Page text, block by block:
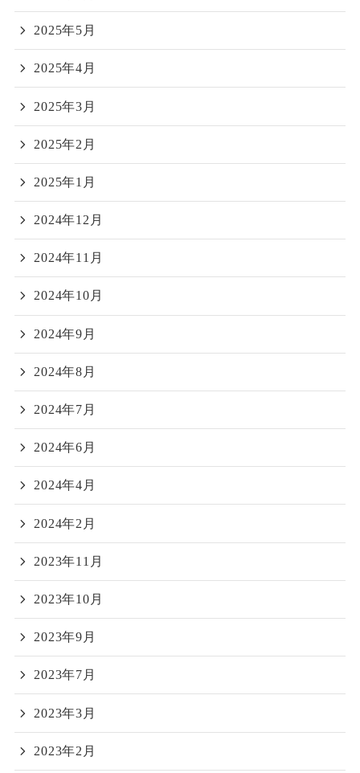
2025年5月
2025年4月
2025年3月
2025年2月
2025年1月
2024年12月
2024年11月
2024年10月
2024年9月
2024年8月
2024年7月
2024年6月
2024年4月
2024年2月
2023年11月
2023年10月
2023年9月
2023年7月
2023年3月
2023年2月